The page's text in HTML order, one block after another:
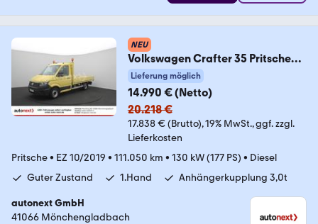
NEU
Volkswagen Crafter 35 Pritsche
1.HAND+ AHK 3,0t (0665)
Lieferung möglich
14.990 € (Netto)
20.218 €
17.838 € (Brutto) 19% MwSt. ggf. zzgl.
Lieferkosten
Pritsche• EZ 10/2019 • 111.050 km • 130 kW (177 PS) • Diesel
Guter Zustand
1.Hand Anhängerkupplung 3,0t
autonext GmbH
41066 Mönchengladbach